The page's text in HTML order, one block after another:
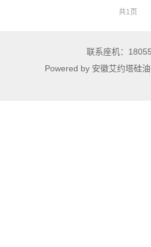
通用耐高温硅橡胶
共1页
联系座机：
Powered by 安徽艾约塔硅